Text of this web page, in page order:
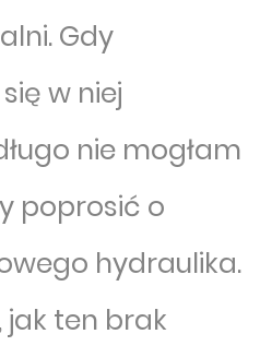
Gdy
w niej
nie mogłam
poprosić o
hydraulika.
jak ten brak